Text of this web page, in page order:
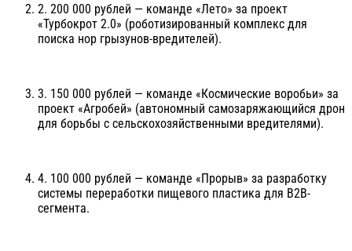
2. 200 000 рублей — команде «Лето» за проект
«Турбокрот 2.0» (роботизированный комплекс для
поиска нор грызунов-вредителей).
3. 150 000 рублей — команде «Космические воробьи» за
проект «Агробей» (автономный самозаряжающийся дрон
для борьбы с сельскохозяйственными вредителями).
4. 100 000 рублей — команде «Прорыв» за разработку
системы переработки пищевого пластика для B2B-
сегмента.